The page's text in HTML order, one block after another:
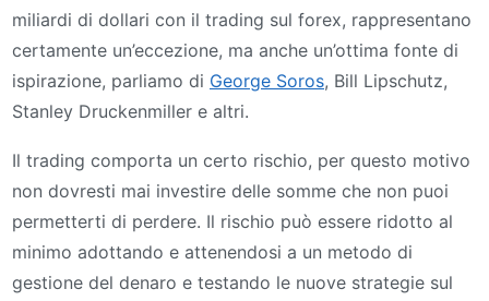
miliardi di dollari con il trading sul forex, rappresentano
certamente un’eccezione, ma anche un’ottima fonte di
ispirazione, parliamo di George Soros, Bill Lipschutz,
Stanley Druckenmiller e altri.
Il trading comporta un certo rischio, per questo motivo
non dovresti mai investire delle somme che non puoi
permetterti di perdere. Il rischio può essere ridotto al
minimo adottando e attenendosi a un metodo di
gestione del denaro e testando le nuove strategie sul